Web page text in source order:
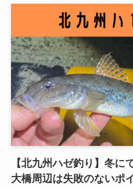
【北九州ハゼ釣り】冬に
大橋周辺は失敗のないポ